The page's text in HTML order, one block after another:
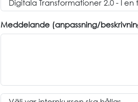
Meddelande (anpassning/